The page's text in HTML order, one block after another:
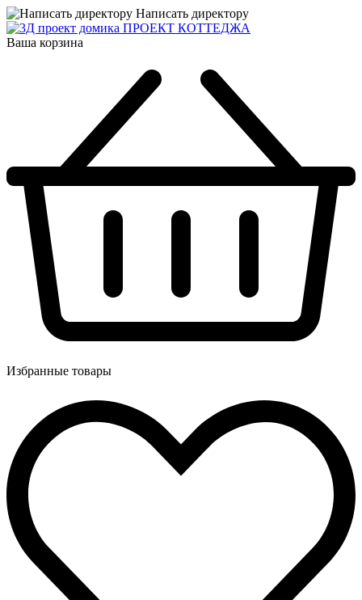
Написать директору
ПРОЕКТ КОТТЕДЖА
Ваша корзина
Избранные товары